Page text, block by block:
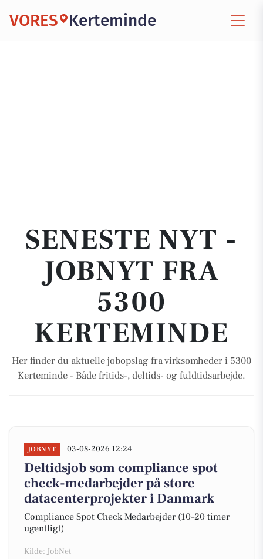
VORES Kerteminde
SENESTE NYT -
JOBNYT FRA
5300
KERTEMINDE
Her finder du aktuelle jobopslag fra virksomheder i 5300
Kerteminde - Både fritids-, deltids- og fuldtidsarbejde.
JOBNYT 03-08-2026 12:24
Deltidsjob som compliance spot
check-medarbejder på store
datacenterprojekter i Danmark
Compliance Spot Check Medarbejder (10–20 timer
ugentligt)
Kilde: JobNet